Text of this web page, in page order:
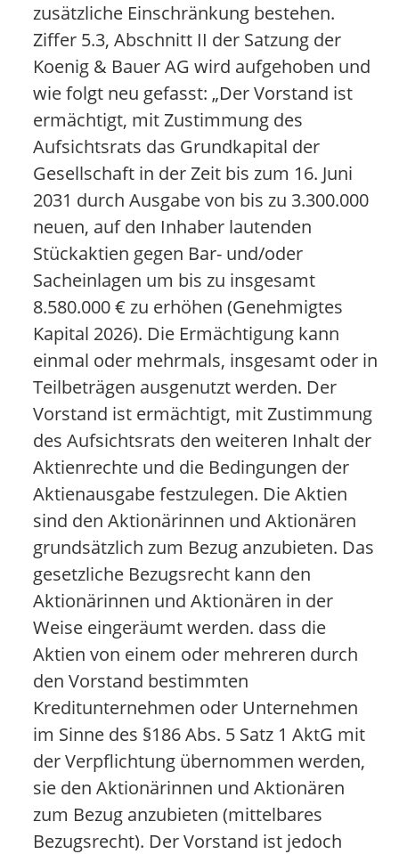
zusätzliche Einschränkung bestehen.
Ziffer 5.3, Abschnitt II der Satzung der
Koenig & Bauer AG wird aufgehoben und
wie folgt neu gefasst: „Der Vorstand ist
ermächtigt, mit Zustimmung des
Aufsichtsrats das Grundkapital der
Gesellschaft in der Zeit bis zum 16. Juni
2031 durch Ausgabe von bis zu 3.300.000
neuen, auf den Inhaber lautenden
Stückaktien gegen Bar- und/oder
Sacheinlagen um bis zu insgesamt
8.580.000 € zu erhöhen (Genehmigtes
Kapital 2026). Die Ermächtigung kann
einmal oder mehrmals, insgesamt oder in
Teilbeträgen ausgenutzt werden. Der
Vorstand ist ermächtigt, mit Zustimmung
des Aufsichtsrats den weiteren Inhalt der
Aktienrechte und die Bedingungen der
Aktienausgabe festzulegen. Die Aktien
sind den Aktionärinnen und Aktionären
grundsätzlich zum Bezug anzubieten. Das
gesetzliche Bezugsrecht kann den
Aktionärinnen und Aktionären in der
Weise eingeräumt werden. dass die
Aktien von einem oder mehreren durch
den Vorstand bestimmten
Kreditunternehmen oder Unternehmen
im Sinne des §186 Abs. 5 Satz 1 AktG mit
der Verpflichtung übernommen werden,
sie den Aktionärinnen und Aktionären
zum Bezug anzubieten (mittelbares
Bezugsrecht). Der Vorstand ist jedoch